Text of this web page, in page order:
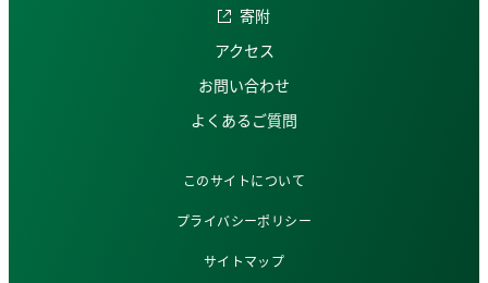
寄附
アクセス
お問い合わせ
よくあるご質問
このサイトについて
プライバシーポリシー
サイトマップ